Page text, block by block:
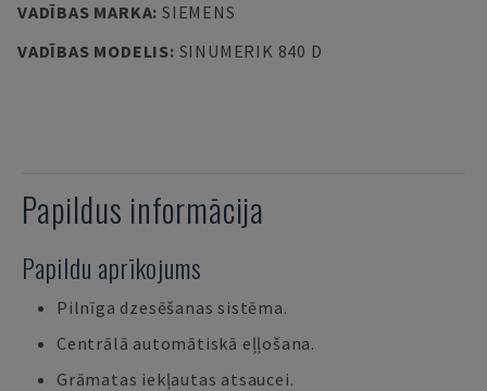
VADĪBAS MARKA: SIEMENS
VADĪBAS MODELIS: SINUMERIK 840 D
Papildus informācija
Papildu aprīkojums
Pilnīga dzesēšanas sistēma.
Centrālā automātiskā eļļošana.
Grāmatas iekļautas atsaucei.